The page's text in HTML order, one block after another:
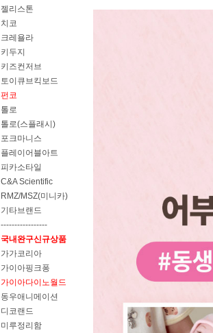
젤리스톤
치코
크레욜라
키두지
키즈컨저브
토이큐브킥보드
펀코
톨로
톨로(스플래시)
포크마니스
플레이어블아트
피카소타일
C&A Scientific
RMZ/MSZ(미니카)
기타브랜드
-----------------
국내완구신규상품
가가코리아
가이아핑크퐁
가이아다이노월드
동우애니메이션
디코랜드
미루정리함